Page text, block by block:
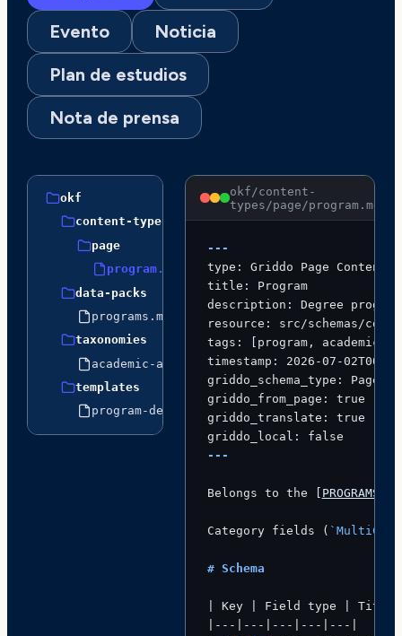
Evento
Noticia
Plan de estudios
Nota de prensa
okf
content-types
page
program.md
data-packs
programs.md
taxonomies
academic-area.md
templates
program-detail.md
okf/content-
types/page/program.md
---
type: Griddo Page Content
title: Program
description: Degree
resource: src/schemas/
tags: [program, academic-
timestamp: 2026-07-
griddo_schema_type:
griddo_from_page: true
griddo_translate: true
griddo_local: false
---
Belongs to the [ PROGRAMS
Category fields (
# Schema
| Key | Field type | Title
|---|---|---|---|---|